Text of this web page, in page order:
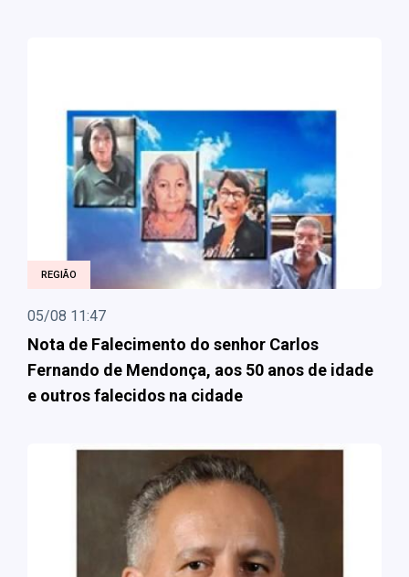
REGIÃO
05/08 11:47
Nota de Falecimento do senhor Carlos
Fernando de Mendonça, aos 50 anos de idade
e outros falecidos na cidade